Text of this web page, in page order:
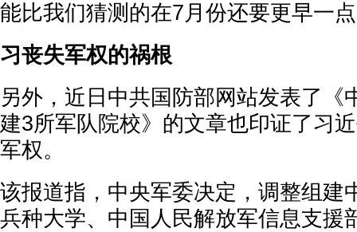
能比我们猜测的在7月份还要更早一点
习丧失军权的祸根
另外，近日中共国防部网站发表了《
建3所军队院校》的文章也印证了习
军权。
该报道指，中央军委决定，调整组建
兵种大学、中国人民解放军信息支援